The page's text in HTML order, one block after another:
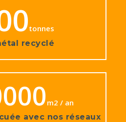
tonnes
recyclé
m2 / an
avec nos réseaux